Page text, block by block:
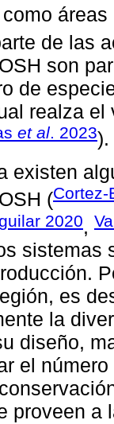
de las
son
de
realza
et al. 2023).
existen
(Cortez-
2020,
sistemas
es
la
diseño,
el
proveen a